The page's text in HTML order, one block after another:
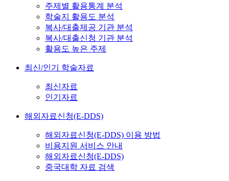
주제별 활용통계 분석
학술지 활용도 분석
복사/대출제공 기관 분석
복사/대출신청 기관 분석
활용도 높은 주제
최신/인기 학술자료
최신자료
인기자료
해외자료신청(E-DDS)
해외자료신청(E-DDS) 이용 방법
비용지원 서비스 안내
해외자료신청(E-DDS)
중국대학 자료 검색